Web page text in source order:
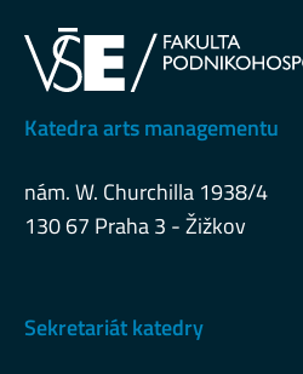
Katedra arts managementu
nám. W. Churchilla 1938/4
130 67 Praha 3 - Žižkov
Sekretariát katedry